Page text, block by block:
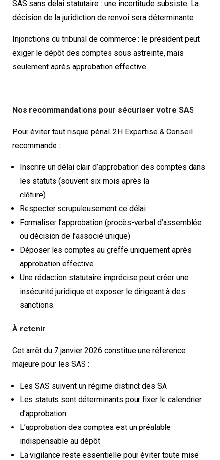
SAS sans délai statutaire : une incertitude subsiste. La
décision de la juridiction de renvoi sera déterminante.
Injonctions du tribunal de commerce : le président peut
exiger le dépôt des comptes sous astreinte, mais
seulement après approbation effective.
Nos recommandations pour sécuriser votre SAS
Pour éviter tout risque pénal, 2H Expertise & Conseil
recommande :
Inscrire un délai clair d’approbation des comptes dans
les statuts (souvent six mois après la
clôture)
Respecter scrupuleusement ce délai
Formaliser l’approbation (procès-verbal d’assemblée
ou décision de l’associé unique)
Déposer les comptes au greffe uniquement après
approbation effective
Une rédaction statutaire imprécise peut créer une
insécurité juridique et exposer le dirigeant à des
sanctions.
À retenir
Cet arrêt du 7 janvier 2026 constitue une référence
majeure pour les SAS :
Les SAS suivent un régime distinct des SA
Les statuts sont déterminants pour fixer le calendrier
d’approbation
L’approbation des comptes est un préalable
indispensable au dépôt
La vigilance reste essentielle pour éviter toute mise